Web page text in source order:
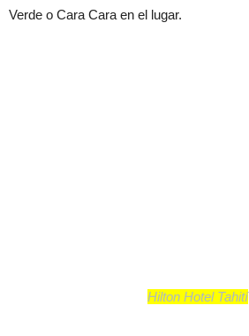
Verde o Cara Cara en el lugar.
Hilton Hotel Tahití